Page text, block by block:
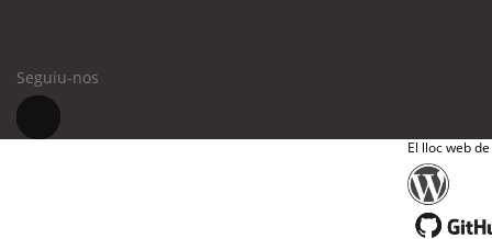
Seguiu-nos
El lloc web